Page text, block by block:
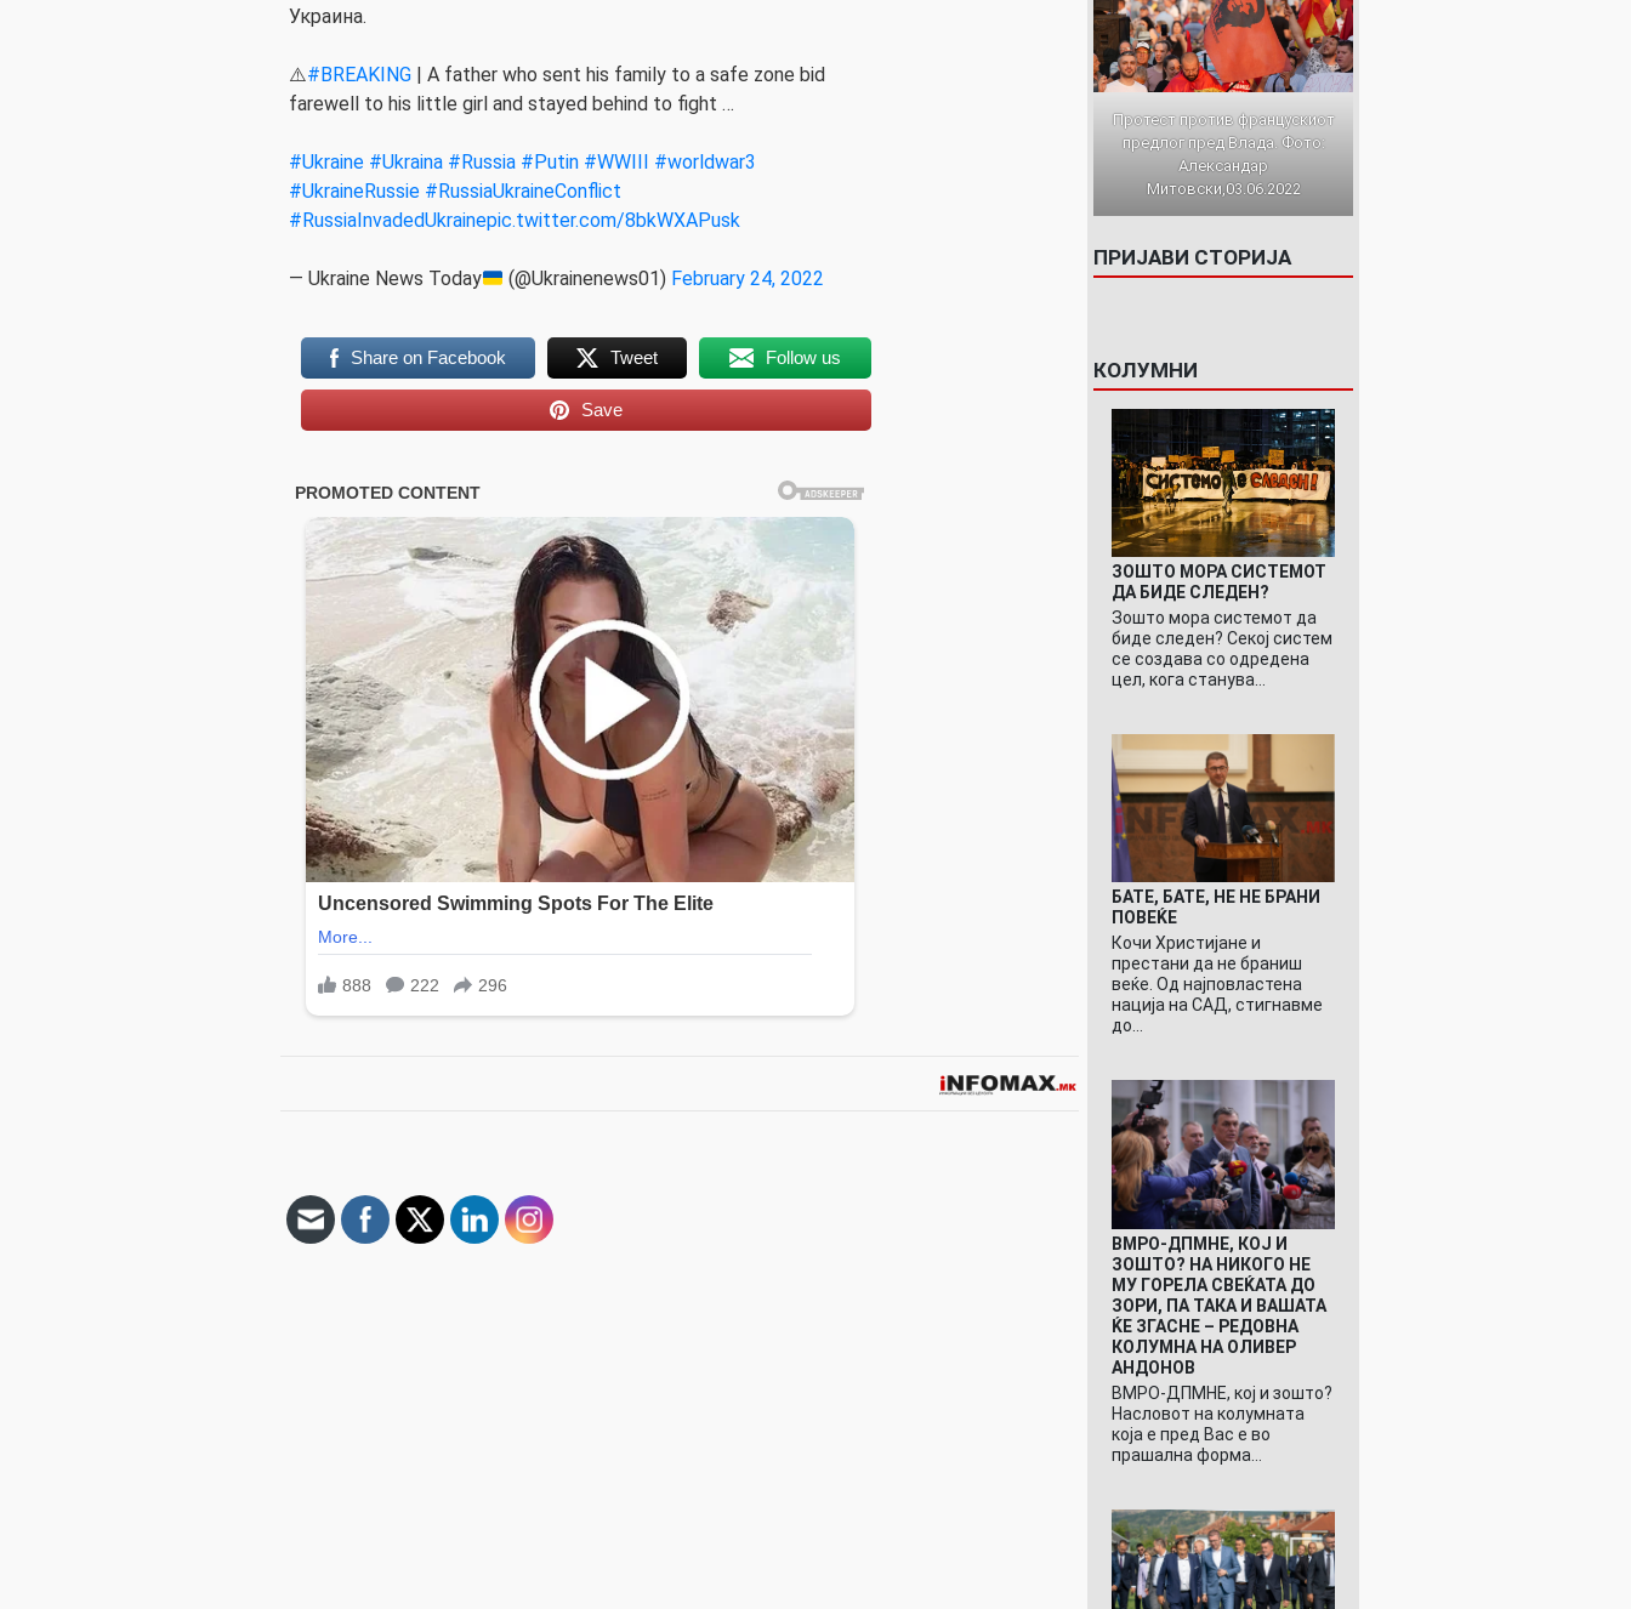
Украина.
⚠️#BREAKING | A father who sent his family to a safe zone bid
farewell to his little girl and stayed behind to fight …
#Ukraine #Ukraina #Russia #Putin #WWIII #worldwar3
#UkraineRussie #RussiaUkraineConflict
#RussiaInvadedUkrainepic.twitter.com/8bkWXAPusk
— Ukraine News Today (@Ukrainenews01) February 24, 2022
Share on Facebook Tweet Follow us
Save
Протест против францускиот
предлог пред Влада. Фото:
Александар
Митовски,03.06.2022
ПРИЈАВИ СТОРИЈА
КОЛУМНИ
ЗОШТО МОРА СИСТЕМОТ
ДА БИДЕ СЛЕДЕН?
Зошто мора системот да
биде следен? Секој систем
се создава со одредена
цел, кога станува…
БАТЕ, БАТЕ, НЕ НЕ БРАНИ
ПОВЕЌЕ
Кочи Христијане и
престани да не браниш
веќе. Од најповластена
нација на САД, стигнавме
до…
ВМРО-ДПМНЕ, КОЈ И
ЗОШТО? НА НИКОГО НЕ
МУ ГОРЕЛА СВЕЌАТА ДО
ЗОРИ, ПА ТАКА И ВАШАТА
ЌЕ ЗГАСНЕ – РЕДОВНА
КОЛУМНА НА ОЛИВЕР
АНДОНОВ
ВМРО-ДПМНЕ, кој и зошто?
Насловот на колумната
која е пред Вас е во
прашална форма…